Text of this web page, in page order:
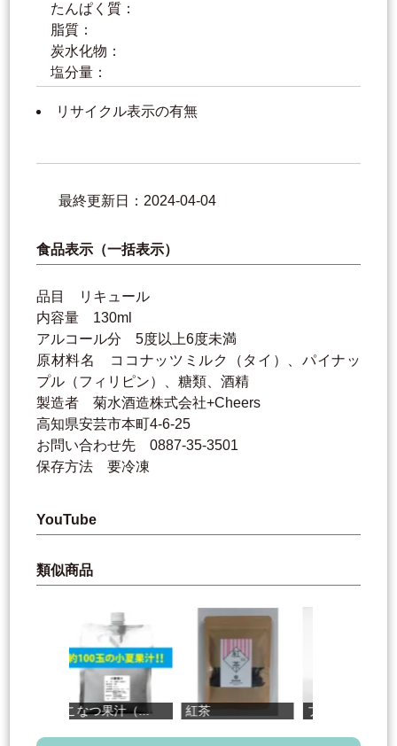
たんぱく質：
脂質：
炭水化物：
塩分量：
リサイクル表示の有無
最終更新日：2024-04-04
食品表示（一括表示）
品目 リキュール
内容量 130ml
アルコール分 5度以上6度未満
原材料名 ココナッツミルク（タイ）、パイナッ
プル（フィリピン）、糖類、酒精
製造者 菊水酒造株式会社+Cheers
高知県安芸市本町4-6-25
お問い合わせ先 0887-35-3501
保存方法 要冷凍
YouTube
類似商品
こなつ果汁（... 紅茶 ブルーベリー...